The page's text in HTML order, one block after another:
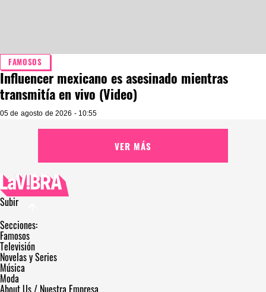
FAMOSOS
Influencer mexicano es asesinado mientras
transmitía en vivo (Video)
05 de agosto de 2026 - 10:55
VER MÁS
Subir
Secciones:
Famosos
Televisión
Novelas y Series
Música
Moda